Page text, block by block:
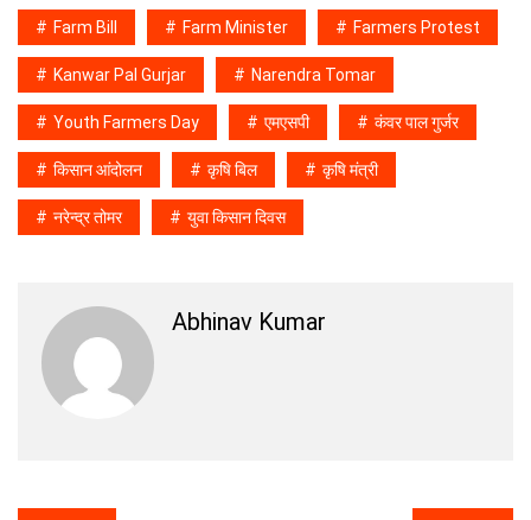
Farm Bill Farm Minister Farmers Protest
Kanwar Pal Gurjar Narendra Tomar
Youth Farmers Day एमएसपी कंवर पाल गुर्जर
किसान आंदोलन कृषि बिल कृषि मंत्री
नरेन्द्र तोमर युवा किसान दिवस
Abhinav Kumar